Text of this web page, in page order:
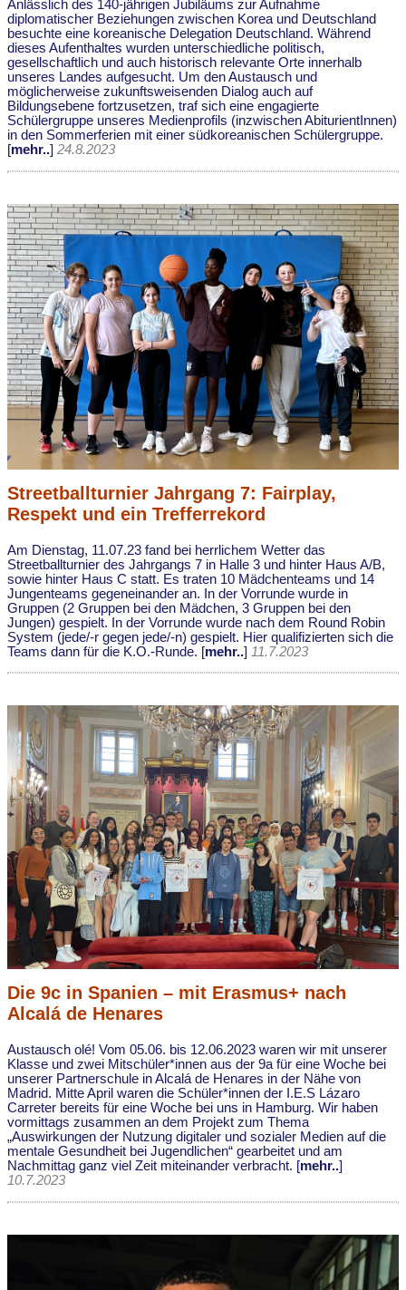
Anlässlich des 140-jährigen Jubiläums zur Aufnahme
diplomatischer Beziehungen zwischen Korea und Deutschland
besuchte eine koreanische Delegation Deutschland. Während
dieses Aufenthaltes wurden unterschiedliche politisch,
gesellschaftlich und auch historisch relevante Orte innerhalb
unseres Landes aufgesucht. Um den Austausch und
möglicherweise zukunftsweisenden Dialog auch auf
Bildungsebene fortzusetzen, traf sich eine engagierte
Schülergruppe unseres Medienprofils (inzwischen AbiturientInnen)
in den Sommerferien mit einer südkoreanischen Schülergruppe.
[mehr..] 24.8.2023
Streetballturnier Jahrgang 7: Fairplay,
Respekt und ein Trefferrekord
Am Dienstag, 11.07.23 fand bei herrlichem Wetter das
Streetballturnier des Jahrgangs 7 in Halle 3 und hinter Haus A/B,
sowie hinter Haus C statt. Es traten 10 Mädchenteams und 14
Jungenteams gegeneinander an. In der Vorrunde wurde in
Gruppen (2 Gruppen bei den Mädchen, 3 Gruppen bei den
Jungen) gespielt. In der Vorrunde wurde nach dem Round Robin
System (jede/-r gegen jede/-n) gespielt. Hier qualifizierten sich die
Teams dann für die K.O.-Runde. [mehr..] 11.7.2023
Die 9c in Spanien – mit Erasmus+ nach
Alcalá de Henares
Austausch olé! Vom 05.06. bis 12.06.2023 waren wir mit unserer
Klasse und zwei Mitschüler*innen aus der 9a für eine Woche bei
unserer Partnerschule in Alcalá de Henares in der Nähe von
Madrid. Mitte April waren die Schüler*innen der I.E.S Lázaro
Carreter bereits für eine Woche bei uns in Hamburg. Wir haben
vormittags zusammen an dem Projekt zum Thema
„Auswirkungen der Nutzung digitaler und sozialer Medien auf die
mentale Gesundheit bei Jugendlichen“ gearbeitet und am
Nachmittag ganz viel Zeit miteinander verbracht. [mehr..]
10.7.2023